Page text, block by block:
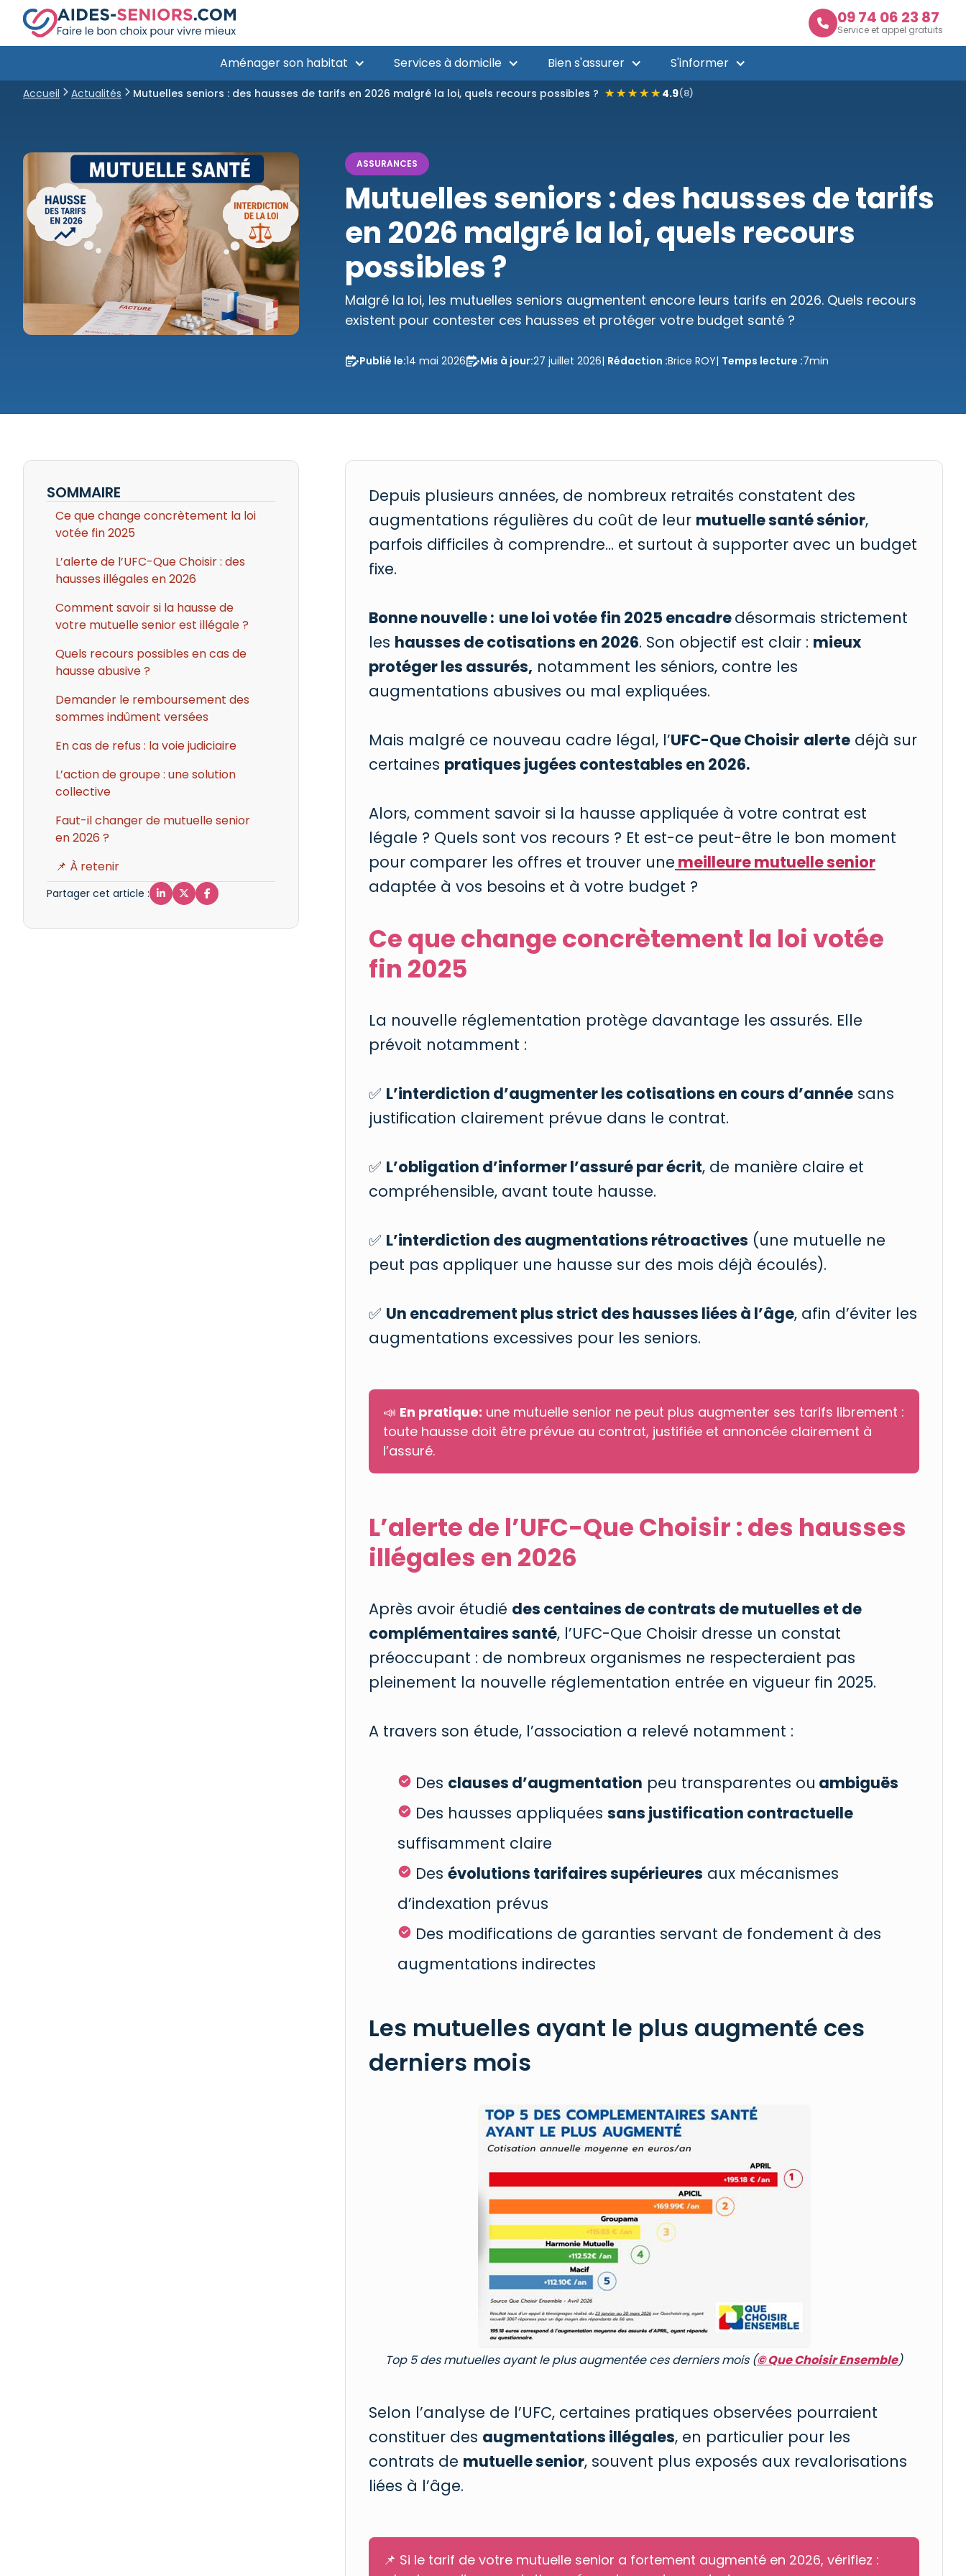
 09 74 06 23 87
Service et appel gratuits
Aménager son habitat Services à domicile Bien s'assurer S'informer
Accueil  Actualités  Mutuelles seniors : des hausses de tarifs en 2026 malgré la loi, quels recours possibles ? ★★★★★
★★★★★ 4.9(8)
ASSURANCES
Mutuelles seniors : des hausses de tarifs
en 2026 malgré la loi, quels recours
possibles ?
Malgré la loi, les mutuelles seniors augmentent encore leurs tarifs en 2026. Quels recours
existent pour contester ces hausses et protéger votre budget santé ?
Publié le:14 mai 2026Mis à jour:27 juillet 2026| Rédaction :Brice ROY| Temps lecture :7min
SOMMAIRE
Ce que change concrètement la loi
votée fin 2025
L’alerte de l’UFC-Que Choisir : des
hausses illégales en 2026
Comment savoir si la hausse de
votre mutuelle senior est illégale ?
Quels recours possibles en cas de
hausse abusive ?
Demander le remboursement des
sommes indûment versées
En cas de refus : la voie judiciaire
L’action de groupe : une solution
collective
Faut-il changer de mutuelle senior
en 2026 ?
📌 À retenir
Partager cet article :   
Depuis plusieurs années, de nombreux retraités constatent des
augmentations régulières du coût de leur mutuelle santé sénior,
parfois difficiles à comprendre… et surtout à supporter avec un budget
fixe.
Bonne nouvelle : une loi votée fin 2025 encadredésormais strictement
les hausses de cotisations en 2026. Son objectif est clair : mieux
protéger les assurés, notamment les séniors, contre les
augmentations abusives ou mal expliquées.
Mais malgré ce nouveau cadre légal, l’UFC-Que Choisir alerte déjà sur
certaines pratiques jugées contestables en 2026.
Alors, comment savoir si la hausse appliquée à votre contrat est
légale ? Quels sont vos recours ? Et est-ce peut-être le bon moment
pour comparer les offres et trouver une meilleure mutuelle senior
adaptée à vos besoins et à votre budget ?
Ce que change concrètement la loi votée
fin 2025
La nouvelle réglementation protège davantage les assurés. Elle
prévoit notamment :
✅ L’interdiction d’augmenter les cotisations en cours d’année sans
justification clairement prévue dans le contrat.
✅ L’obligation d’informer l’assuré par écrit, de manière claire et
compréhensible, avant toute hausse.
✅ L’interdiction des augmentations rétroactives (une mutuelle ne
peut pas appliquer une hausse sur des mois déjà écoulés).
✅ Un encadrement plus strict des hausses liées à l’âge, afin d’éviter les
augmentations excessives pour les seniors.
📣 En pratique: une mutuelle senior ne peut plus augmenter ses tarifs librement :
toute hausse doit être prévue au contrat, justifiée et annoncée clairement à
l’assuré.
L’alerte de l’UFC-Que Choisir : des hausses
illégales en 2026
Après avoir étudié des centaines de contrats de mutuelles et de
complémentaires santé, l’UFC-Que Choisir dresse un constat
préoccupant : de nombreux organismes ne respecteraient pas
pleinement la nouvelle réglementation entrée en vigueur fin 2025.
A travers son étude, l’association a relevé notamment :
Des clauses d’augmentation peu transparentes ou ambiguës
Des hausses appliquées sans justification contractuelle
suffisamment claire
Des évolutions tarifaires supérieures aux mécanismes
d’indexation prévus
Des modifications de garanties servant de fondement à des
augmentations indirectes
Les mutuelles ayant le plus augmenté ces
derniers mois
Top 5 des mutuelles ayant le plus augmentée ces derniers mois (© Que Choisir Ensemble)
Selon l’analyse de l’UFC, certaines pratiques observées pourraient
constituer des augmentations illégales, en particulier pour les
contrats de mutuelle senior, souvent plus exposés aux revalorisations
liées à l’âge.
📌 Si le tarif de votre mutuelle senior a fortement augmenté en 2026, vérifiez :